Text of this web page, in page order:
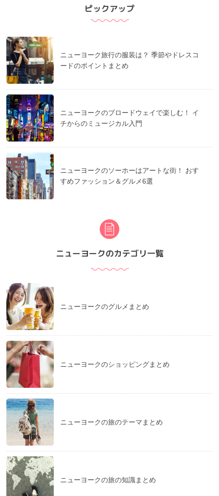
ピックアップ
ニューヨーク旅行の服装は？ 季節やドレスコ
ードのポイントまとめ
ニューヨークのブロードウェイで楽しむ！ イ
チからのミュージカル入門
ニューヨークのソーホーはアートな街！ おす
すめファッション＆グルメ6選
ニューヨークのカテゴリ一覧
ニューヨークのグルメまとめ
ニューヨークのショッピングまとめ
ニューヨークの旅のテーマまとめ
ニューヨークの旅の知識まとめ